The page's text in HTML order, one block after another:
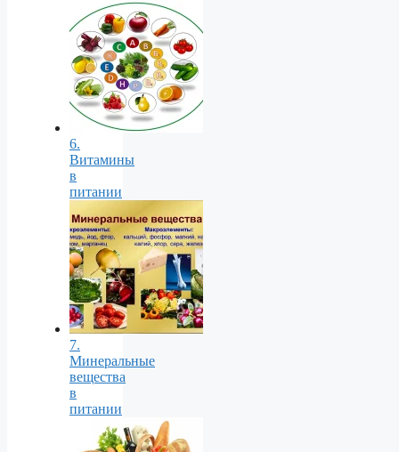
6.
Витамины
в
питании
7.
Минеральные
вещества
в
питании